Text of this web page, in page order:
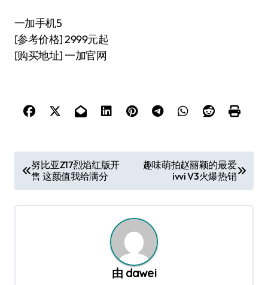
一加手机5
[参考价格] 2999元起
[购买地址] 一加官网
章
导
努比亚Z17烈焰红版开
售 这颜值我给满分
趣味萌拍赵丽颖的最爱
ivvi V3火爆热销
由 dawei